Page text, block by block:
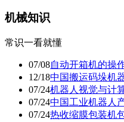
机械知识
常识一看就懂
07/08自动开箱机的操
12/18中国搬运码垛机
07/24机器人视觉与计
07/24中国工业机器人
07/24热收缩膜包装机